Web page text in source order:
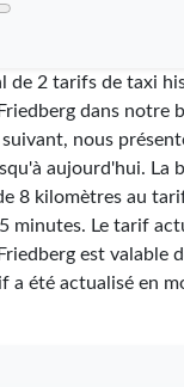
de 2 tarifs de taxi
dans notre
suivant, nous
aujourd'hui. La
8 kilomètres au
minutes. Le tarif
est valable
a été actualisé en